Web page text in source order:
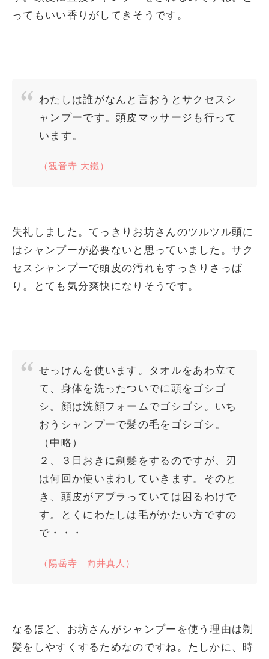
ってもいい香りがしてきそうです。
わたしは誰がなんと言おうとサクセスシ
ャンプーです。頭皮マッサージも行って
います。
（観音寺 大鐵）
失礼しました。てっきりお坊さんのツルツル頭に
はシャンプーが必要ないと思っていました。サク
セスシャンプーで頭皮の汚れもすっきりさっぱ
り。とても気分爽快になりそうです。
せっけんを使います。タオルをあわ立て
て、身体を洗ったついでに頭をゴシゴ
シ。顔は洗顔フォームでゴシゴシ。いち
おうシャンプーで髪の毛をゴシゴシ。
（中略）
２、３日おきに剃髪をするのですが、刃
は何回か使いまわしていきます。そのと
き、頭皮がアブラっていては困るわけで
す。とくにわたしは毛がかたい方ですの
で・・・
（陽岳寺 向井真人）
なるほど、お坊さんがシャンプーを使う理由は剃
髪をしやすくするためなのですね。たしかに、時